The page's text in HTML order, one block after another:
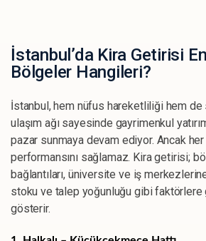
İstanbul’da Kira Getirisi
Bölgeler Hangileri?
İstanbul, hem nüfus hareketliliği hem
ulaşım ağı sayesinde gayrimenkul
pazar sunmaya devam ediyor. Ancak
performansını sağlamaz. Kira getirisi;
bağlantıları, üniversite ve iş
stoku ve talep yoğunluğu gibi
gösterir.